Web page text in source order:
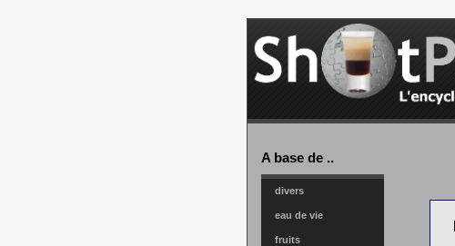
A base de ..
divers
eau de vie
fruits